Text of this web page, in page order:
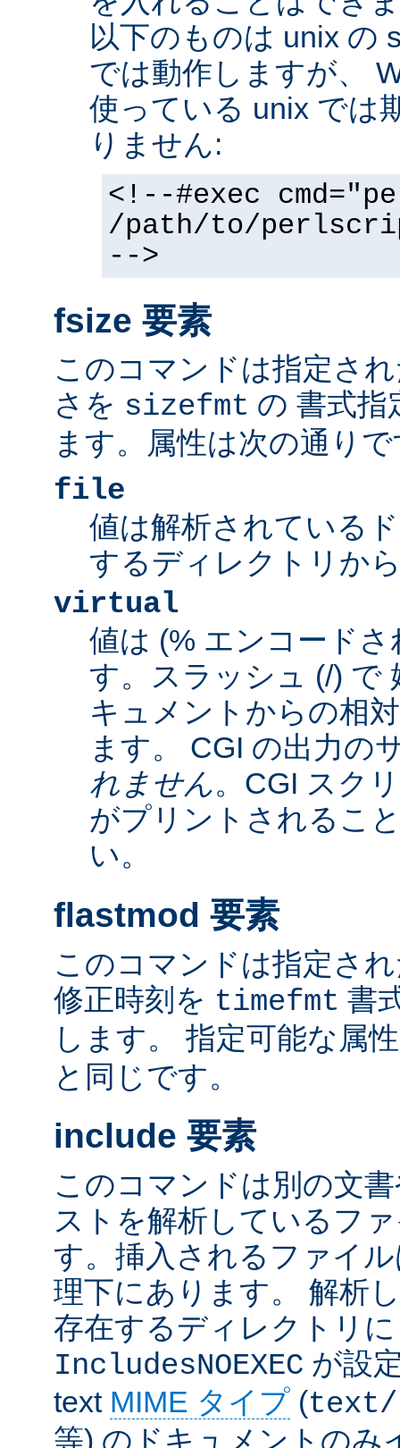
以下のものは unix の
では動作しますが、
使っている unix では
りません:
<!--#exec
/path/to/
-->
fsize 要素
このコマンドは指定さ
さを sizefmt の 書式指
ます。属性は次の通り
file
値は解析されている
するディレクトリか
virtual
値は (% エンコード
す。スラッシュ (/) で
キュメントからの相
ます。 CGI の出力の
れません。CGI スク
がプリントされるこ
い。
flastmod 要素
このコマンドは指定さ
修正時刻を timefmt 書
します。 指定可能な属
と同じです。
include 要素
このコマンドは別の文
ストを解析しているフ
す。挿入されるファイ
理下にあります。 解析
存在するディレクトリ
IncludesNOEXEC が設
text MIME タイプ (
等) のドキュメントのみ